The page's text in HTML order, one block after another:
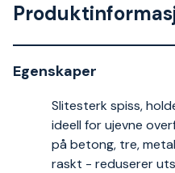
Egenskaper
Slitesterk spiss,
ideell for ujevne
på betong, tre,
raskt - reduserer